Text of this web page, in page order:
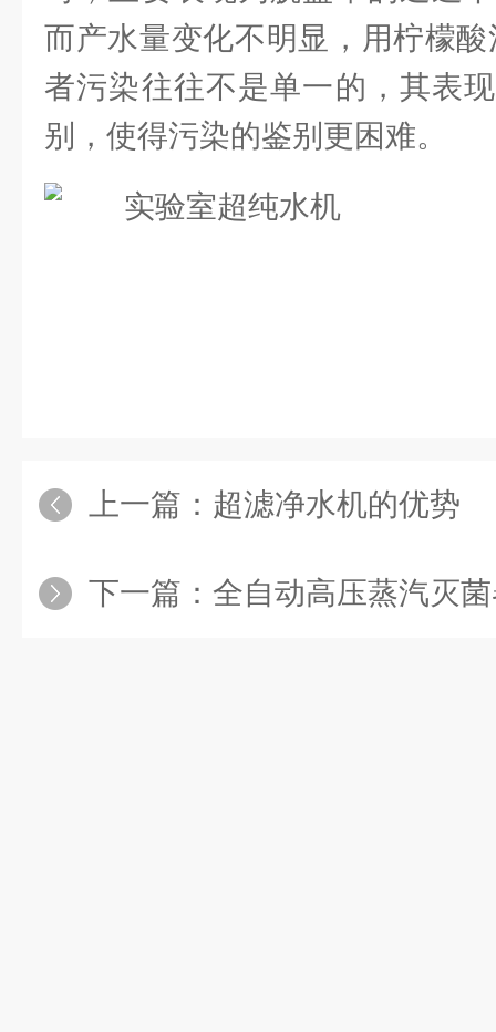
而产水量变化不明显，用柠檬
者污染往往不是单一的，其表
别，使得污染的鉴别更困难。
上一篇： 超滤净水机的优势
下一篇： 全自动高压蒸汽灭